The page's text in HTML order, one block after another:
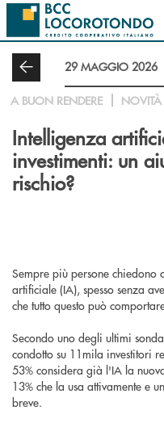
Salta al contenuto principale
29 MAGGIO 2026
A BUON RENDERE NOVITÀ
Intelligenza
investimenti: un
rischio?
Sempre più persone chiedono
artificiale (IA), spesso senza
che tutto questo può
Secondo uno degli ultimi
condotto su 11mila investitori
53% considera già l'IA la
13% che la usa attivamente e
breve.